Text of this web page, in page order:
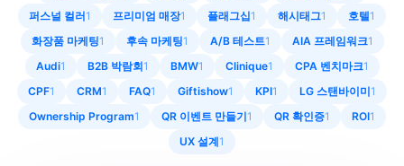
퍼스널 컬러1 프리미엄 매장1 플래그십1 해시태그1 호텔1
화장품 마케팅1 후속 마케팅1 A/B 테스트1 AIA 프레임워크1
Audi1 B2B 박람회1 BMW1 Clinique1 CPA 벤치마크1
CPF1 CRM1 FAQ1 Giftishow1 KPI1 LG 스탠바이미1
Ownership Program1 QR 이벤트 만들기1 QR 확인증1 ROI1
UX 설계1